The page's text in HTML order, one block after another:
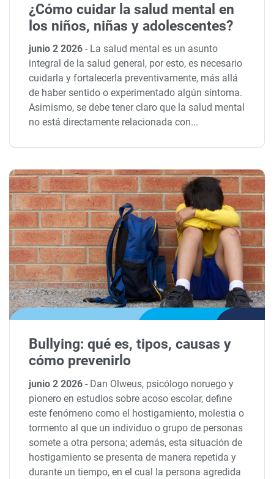
¿Cómo cuidar la salud mental en
los niños, niñas y adolescentes?
junio 2 2026- La salud mental es un asunto
integral de la salud general, por esto, es necesario
cuidarla y fortalecerla preventivamente, más allá
de haber sentido o experimentado algún síntoma.
Asimismo, se debe tener claro que la salud mental
no está directamente relacionada con...
Bullying: qué es, tipos, causas y
cómo prevenirlo
junio 2 2026- Dan Olweus, psicólogo noruego y
pionero en estudios sobre acoso escolar, define
este fenómeno como el hostigamiento, molestia o
tormento al que un individuo o grupo de personas
somete a otra persona; además, esta situación de
hostigamiento se presenta de manera repetida y
durante un tiempo, en el cual la persona agredida